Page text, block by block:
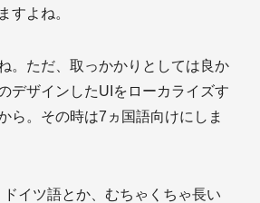
すよね。
。ただ、取っかかりとしては良か
デザインしたUIをローカライズす
ら。その時は7ヵ国語向けにしま
ドイツ語とか、むちゃくちゃ長い